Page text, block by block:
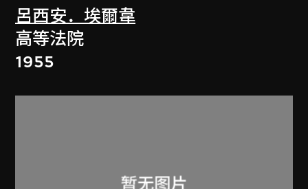
呂西安．埃爾韋
高等法院
1955